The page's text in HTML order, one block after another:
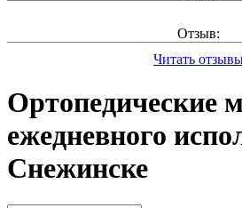
Отзыв:
Читать
Ортопедические
ежедневного
Снежинске